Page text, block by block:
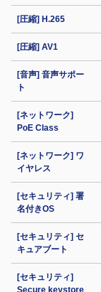
[圧縮] H.265
[圧縮] AV1
[音声] 音声サポー
ト
[ネットワーク]
PoE Class
[ネットワーク] ワ
イヤレス
[セキュリティ] 署
名付きOS
[セキュリティ] セ
キュアブート
[セキュリティ]
Secure keystore